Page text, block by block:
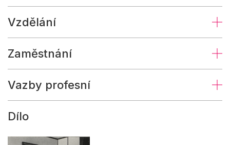
Vzdělání
Zaměstnání
Vazby profesní
Dílo